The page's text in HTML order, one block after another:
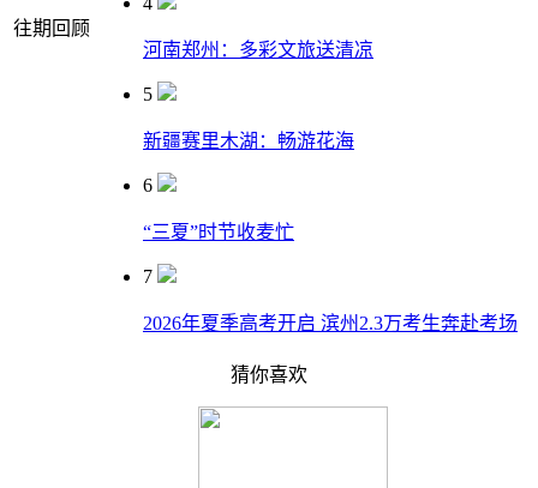
往期回顾
河南郑州：多彩文旅送清凉
5
新疆赛里木湖：畅游花海
6
“三夏”时节收麦忙
7
2026年夏季高考开启 滨州2.3万考生奔赴考场
猜你喜欢